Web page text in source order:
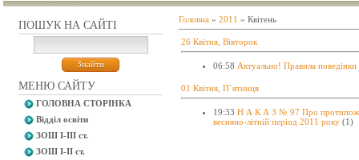
ПОШУК НА САЙТІ
МЕНЮ САЙТУ
ГОЛОВНА СТОРІНКА
Відділ освіти
ЗОШ І-ІІІ ст.
ЗОШ І-ІІ ст.
Головна » 2011 » Квітень
26 Квітня, Вівторок
06:58 Актуально! Правила поведінки
01 Квітня, П`ятниця
19:33 Н А К А З № 97 Про
весняно-літній період 2011 року (1)